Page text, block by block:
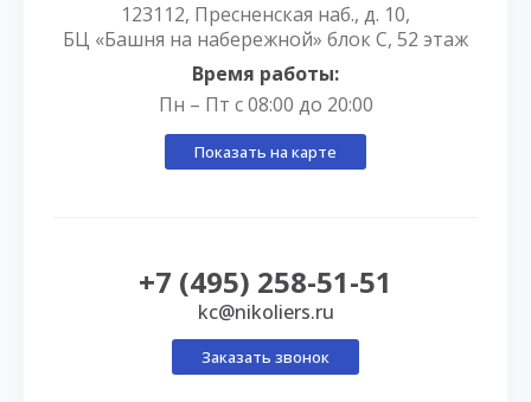
123112, Пресненская наб., д. 10,
БЦ «Башня на набережной» блок С, 52 этаж
Время работы:
Пн – Пт с 08:00 до 20:00
Показать на карте
+7 (495) 258-51-51
kc@nikoliers.ru
Заказать звонок